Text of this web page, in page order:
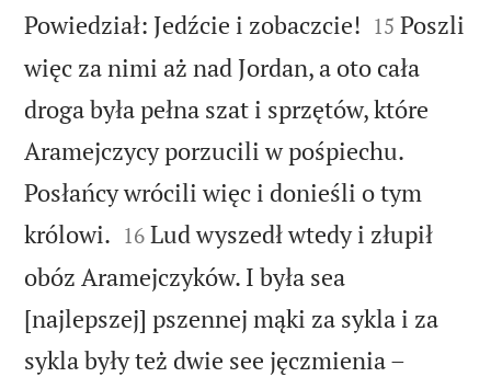
Powiedział: Jedźcie i zobaczcie! 

15 Poszli
więc za nimi aż nad Jordan, a oto cała
droga była pełna szat i sprzętów, które
Aramejczycy porzucili w pośpiechu.
Posłańcy wrócili więc i donieśli o tym
królowi. 

16 Lud wyszedł wtedy i złupił
obóz Aramejczyków. I była sea
[najlepszej] pszennej mąki za sykla i za
sykla były też dwie see jęczmienia –